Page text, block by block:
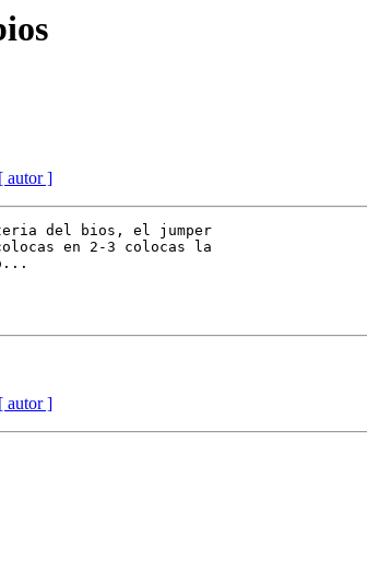
[ autor ]
del bios, el jumper
en 2-3 colocas la
[ autor ]